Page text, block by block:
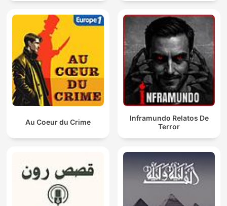
Au Coeur du Crime
Inframundo Relatos De
Terror